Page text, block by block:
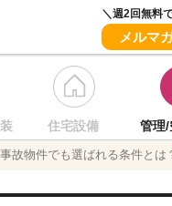
＼週2回無料
メルマ
住宅設備 管理/
事故物件でも選ばれる条件とは